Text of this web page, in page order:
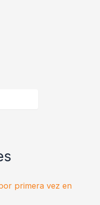
primera vez en